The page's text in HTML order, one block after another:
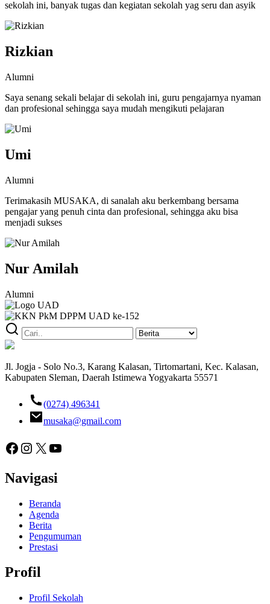
sekolah ini, banyak tugas dan kegiatan sekolah yag seru dan asyik
Rizkian
Alumni
Saya senang sekali belajar di sekolah ini, guru pengajarnya nyaman
dan profesional sehingga saya mudah mengikuti pelajaran
Umi
Alumni
Terimakasih MUSAKA, di sanalah aku berkembang bersama
pengajar yang penuh cinta dan profesional, sehingga aku bisa
menjadi sukses
Nur Amilah
Alumni
Jl. Jogja - Solo No.3, Karang Kalasan, Tirtomartani, Kec. Kalasan,
Kabupaten Sleman, Daerah Istimewa Yogyakarta 55571
(0274) 496341
musaka@gmail.com
Facebook
Instagram
X YouTube
Navigasi
Beranda
Agenda
Berita
Pengumuman
Prestasi
Profil
Profil Sekolah